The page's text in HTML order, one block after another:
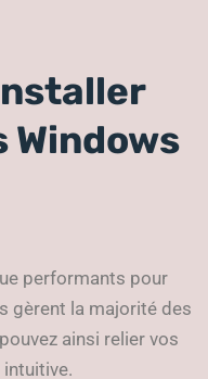
performants pour
gèrent la majorité des
ainsi relier vos